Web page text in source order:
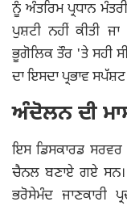
ਨੂੰ ਅੰਤਰਿਮ ਪ੍ਰਧਾਨ
ਪੁਸ਼ਟੀ ਨਹੀਂ ਕੀਤੀ
ਭੂਗੋਲਿਕ ਤੌਰ 'ਤੇ ਸਹੀ
ਦਾ ਇਸਦਾ ਪ੍ਰਭਾਵ ਸਪੱਸ਼ਟ
ਅੰਦੋਲਨ ਦੀ
ਇਸ ਡਿਸਕਾਰਡ
ਚੈਨਲ ਬਣਾਏ ਗਏ
ਭਰੋਸੇਮੰਦ ਜਾਣਕਾਰੀ